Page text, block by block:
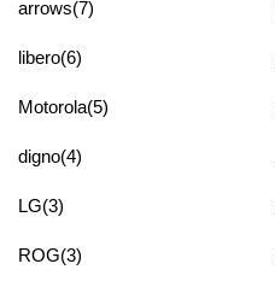
arrows(7)
libero(6)
Motorola(5)
digno(4)
LG(3)
ROG(3)